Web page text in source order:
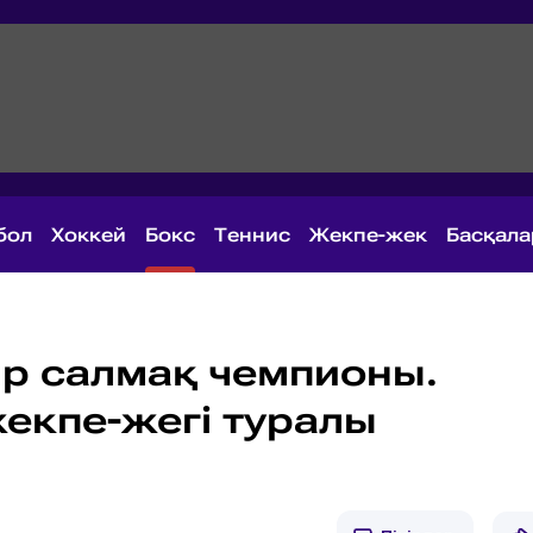
Хоккей Бокс Теннис Жекпе-жек
салмақ чемпионы.
жегі туралы